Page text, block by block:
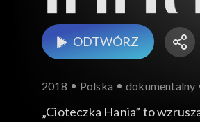
ODTWÓRZ
2018 Polska dokumentalny
„Cioteczka Hania” to